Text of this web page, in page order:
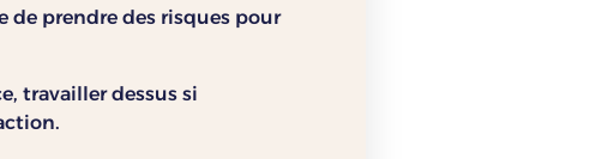
de prendre des risques pour
travailler dessus si